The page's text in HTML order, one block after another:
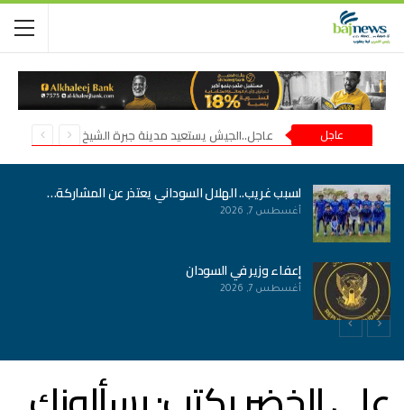
عاجل عاجل..الجيش يستعيد مدينة جبرة الشيخ في شمال كردفان
لسبب غريب.. الهلال السوداني يعتذر عن المشاركة…
أغسطس 7, 2026
إعفاء وزير في السودان
أغسطس 7, 2026